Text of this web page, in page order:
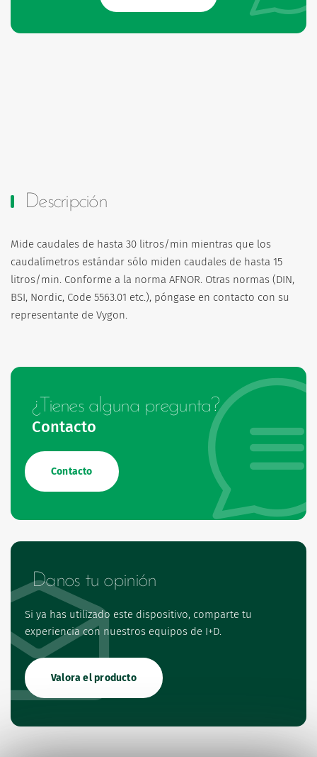
Descripción
Mide caudales de hasta 30 litros/min mientras que los
caudalímetros estándar sólo miden caudales de hasta 15
litros/min. Conforme a la norma AFNOR. Otras normas (DIN,
BSI, Nordic, Code 5563.01 etc.), póngase en contacto con su
representante de Vygon.
¿Tienes alguna pregunta?
Contacto
Contacto
Danos tu opinión
Si ya has utilizado este dispositivo, comparte tu
experiencia con nuestros equipos de I+D.
Valora el producto